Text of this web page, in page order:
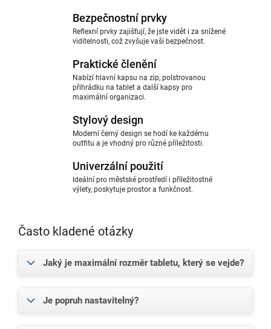
Bezpečnostní prvky
Reflexní prvky zajišťují, že jste vidět i za snížené
viditelnosti, což zvyšuje vaši bezpečnost.
Praktické členění
Nabízí hlavní kapsu na zip, polstrovanou
přihrádku na tablet a další kapsy pro
maximální organizaci.
Stylový design
Moderní černý design se hodí ke každému
outfitu a je vhodný pro různé příležitosti.
Univerzální použití
Ideální pro městské prostředí i příležitostné
výlety, poskytuje prostor a funkčnost.
Často kladené otázky
Jaký je maximální rozměr tabletu, který se vejde?
Je popruh nastavitelný?